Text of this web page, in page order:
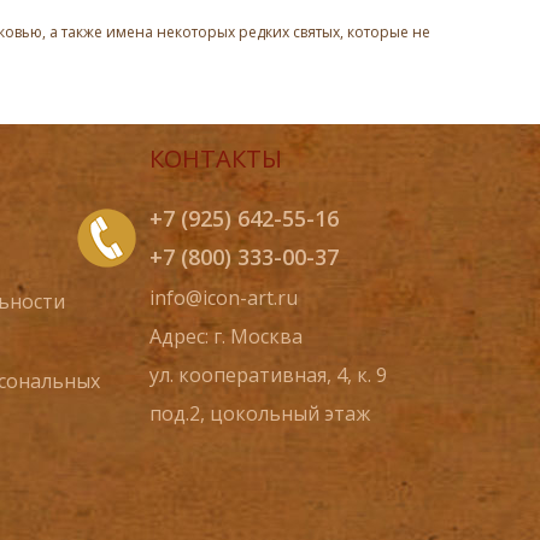
а также имена некоторых редких святых, которые не
КОНТАКТЫ
+7 (925) 642-55-16
+7 (800) 333-00-37
info@icon-art.ru
Адрес: г. Москва
ул. кооперативная, 4, к. 9
под.2, цокольный этаж